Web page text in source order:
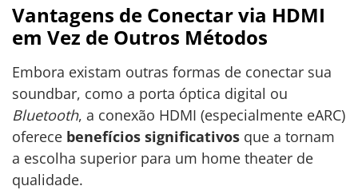
Vantagens de Conectar via HDMI
em Vez de Outros Métodos
Embora existam outras formas de conectar sua
soundbar, como a porta óptica digital ou
Bluetooth, a conexão HDMI (especialmente eARC)
oferece benefícios significativos que a tornam
a escolha superior para um home theater de
qualidade.